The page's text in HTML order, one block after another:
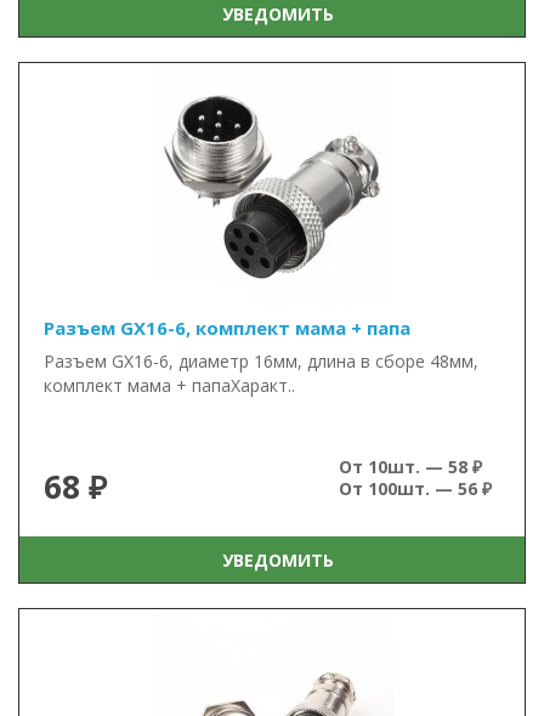
УВЕДОМИТЬ
Разъем GX16-6, комплект мама + папа
Разъем GX16-6, диаметр 16мм, длина в сборе 48мм,
комплект мама + папаХаракт..
68 ₽
От 10шт. — 58 ₽
От 100шт. — 56 ₽
УВЕДОМИТЬ